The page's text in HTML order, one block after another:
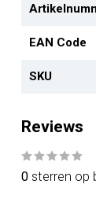
EAN Code
SKU
Reviews
0 sterren op